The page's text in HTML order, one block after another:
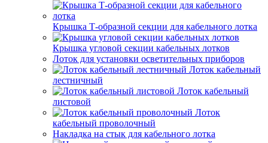
Крышка Т-образной секции для кабельного лотка
Крышка угловой секции кабельных лотков
Лоток для установки осветительных приборов
Лоток кабельный
лестничный
Лоток кабельный
листовой
Лоток
кабельный проволочный
Накладка на стык для кабельного лотка